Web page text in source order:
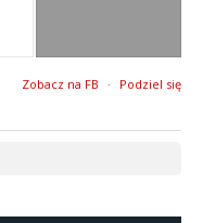
Zobacz na FB · Podziel się